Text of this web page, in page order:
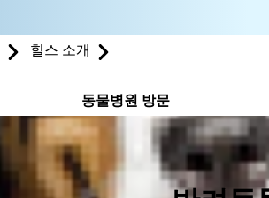
힐스 소개
동물병원 방문
여러분과 마찬가지로 강아지